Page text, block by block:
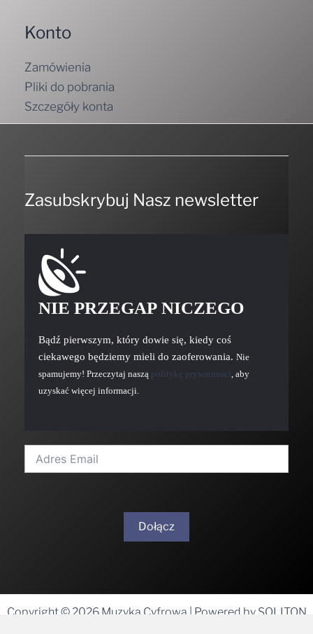
Konto
Zamówienia
Pliki do pobrania
Szczegóły konta
Zasubskrybuj Nasz newsletter
NIE PRZEGAP NICZEGO
Bądź pierwszym, który dowie się, kiedy coś
ciekawego będziemy mieli do zaoferowania. Nie
spamujemy! Przeczytaj naszą politykę prywatności, aby
uzyskać więcej informacji.
Dołącz
Copyright © 2026 Muzyka Cyfrowa | Powered by SOLITON